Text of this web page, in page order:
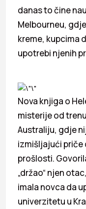
danas to čine
Melbourneu,
kreme, kupcima
upotrebi njenih
Nova knjiga o
misterije od
Australiju, gdje
izmišljajući
prošlosti.
„držao“ njen
imala novca da
univerzitetu u